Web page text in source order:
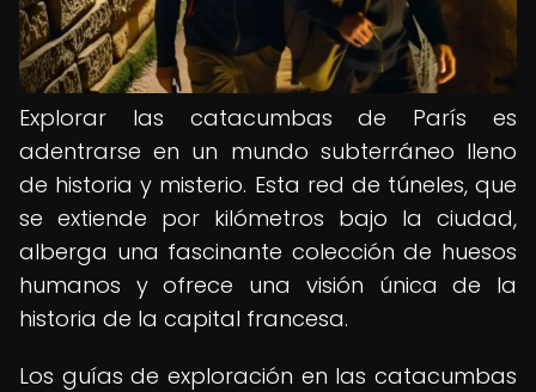
Explorar las catacumbas de París es
adentrarse en un mundo subterráneo lleno
de historia y misterio. Esta red de túneles, que
se extiende por kilómetros bajo la ciudad,
alberga una fascinante colección de huesos
humanos y ofrece una visión única de la
historia de la capital francesa.
Los guías de exploración en las catacumbas